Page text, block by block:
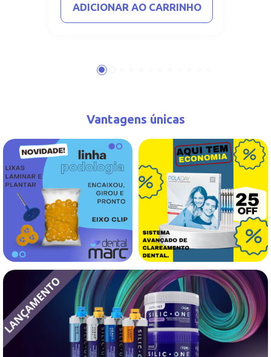
ADICIONAR AO CARRINHO
Vantagens únicas